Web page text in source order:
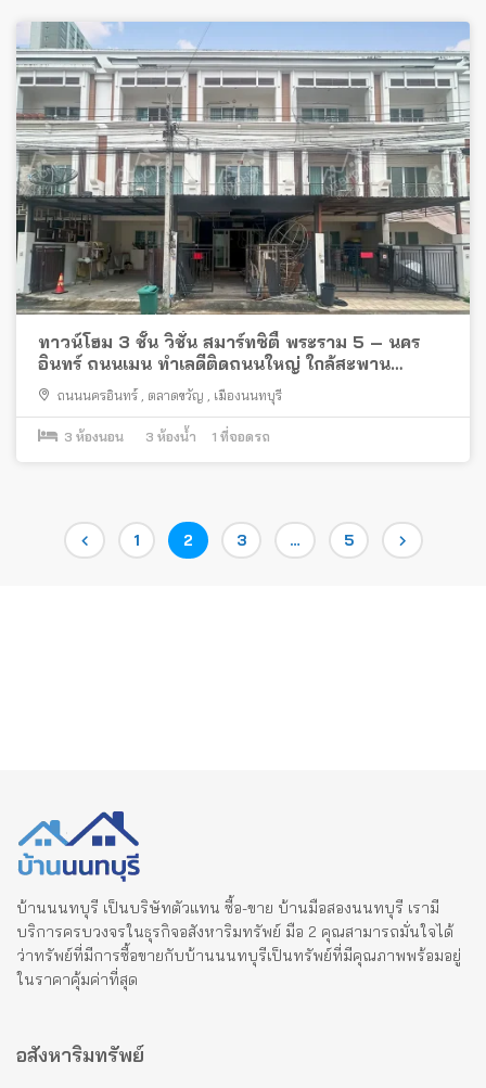
ทาวน์โฮม 3 ชั้น วิชั่น สมาร์ทซิตี้ พระราม 5 – นคร
อินทร์ ถนนเมน ทำเลดีติดถนนใหญ่ ใกล้สะพาน
พระราม 5
ถนนนครอินทร์ , ตลาดขวัญ , เมืองนนทบุรี
3 ห้องนอน 3 ห้องน้ำ 1 ที่จอดรถ
Posts
Page
1 Page
2 Page
3 … Page
5
บ้านนนทบุรี เป็นบริษัทตัวแทน ซื้อ-ขาย บ้านมือสองนนทบุรี เรามี
บริการครบวงจรในธุรกิจอสังหาริมทรัพย์ มือ 2 คุณสามารถมั่นใจได้
ว่าทรัพย์ที่มีการซื้อขายกับบ้านนนทบุรีเป็นทรัพย์ที่มีคุณภาพพร้อมอยู่
ในราคาคุ้มค่าที่สุด
อสังหาริมทรัพย์